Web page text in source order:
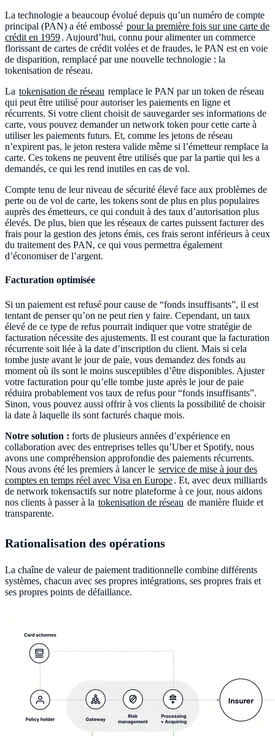
La technologie a beaucoup évolué depuis qu’un numéro de compte
principal (PAN) a été embossé pour la première fois sur une carte de
crédit en 1959. Aujourd’hui, connu pour alimenter un commerce
florissant de cartes de crédit volées et de fraudes, le PAN est en voie
de disparition, remplacé par une nouvelle technologie : la
tokenisation de réseau.
La tokenisation de réseau remplace le PAN par un token de réseau
qui peut être utilisé pour autoriser les paiements en ligne et
récurrents. Si votre client choisit de sauvegarder ses informations de
carte, vous pouvez demander un network token pour cette carte à
utiliser les paiements futurs. Et, comme les jetons de réseau
n’expirent pas, le jeton restera valide même si l’émetteur remplace la
carte. Ces tokens ne peuvent être utilisés que par la partie qui les a
demandés, ce qui les rend inutiles en cas de vol.
Compte tenu de leur niveau de sécurité élevé face aux problèmes de
perte ou de vol de carte, les tokens sont de plus en plus populaires
auprès des émetteurs, ce qui conduit à des taux d’autorisation plus
élevés. De plus, bien que les réseaux de cartes puissent facturer des
frais pour la gestion des jetons émis, ces frais seront inférieurs à ceux
du traitement des PAN, ce qui vous permettra également
d’économiser de l’argent.
Facturation optimisée
Si un paiement est refusé pour cause de “fonds insuffisants”, il est
tentant de penser qu’on ne peut rien y faire. Cependant, un taux
élevé de ce type de refus pourrait indiquer que votre stratégie de
facturation nécessite des ajustements. Il est courant que la facturation
récurrente soit liée à la date d’inscription du client. Mais si cela
tombe juste avant le jour de paie, vous demandez des fonds au
moment où ils sont le moins susceptibles d’être disponibles. Ajuster
votre facturation pour qu’elle tombe juste après le jour de paie
réduira probablement vos taux de refus pour “fonds insuffisants”.
Sinon, vous pouvez aussi offrir à vos clients la possibilité de choisir
la date à laquelle ils sont facturés chaque mois.
Notre solution : forts de plusieurs années d’expérience en
collaboration avec des entreprises telles qu’Uber et Spotify, nous
avons une compréhension approfondie des paiements récurrents.
Nous avons été les premiers à lancer le service de mise à jour des
comptes en temps réel avec Visa en Europe. Et, avec deux milliards
de network tokensactifs sur notre plateforme à ce jour, nous aidons
nos clients à passer à la tokenisation de réseau de manière fluide et
transparente.
Rationalisation des opérations
La chaîne de valeur de paiement traditionnelle combine différents
systèmes, chacun avec ses propres intégrations, ses propres frais et
ses propres points de défaillance.